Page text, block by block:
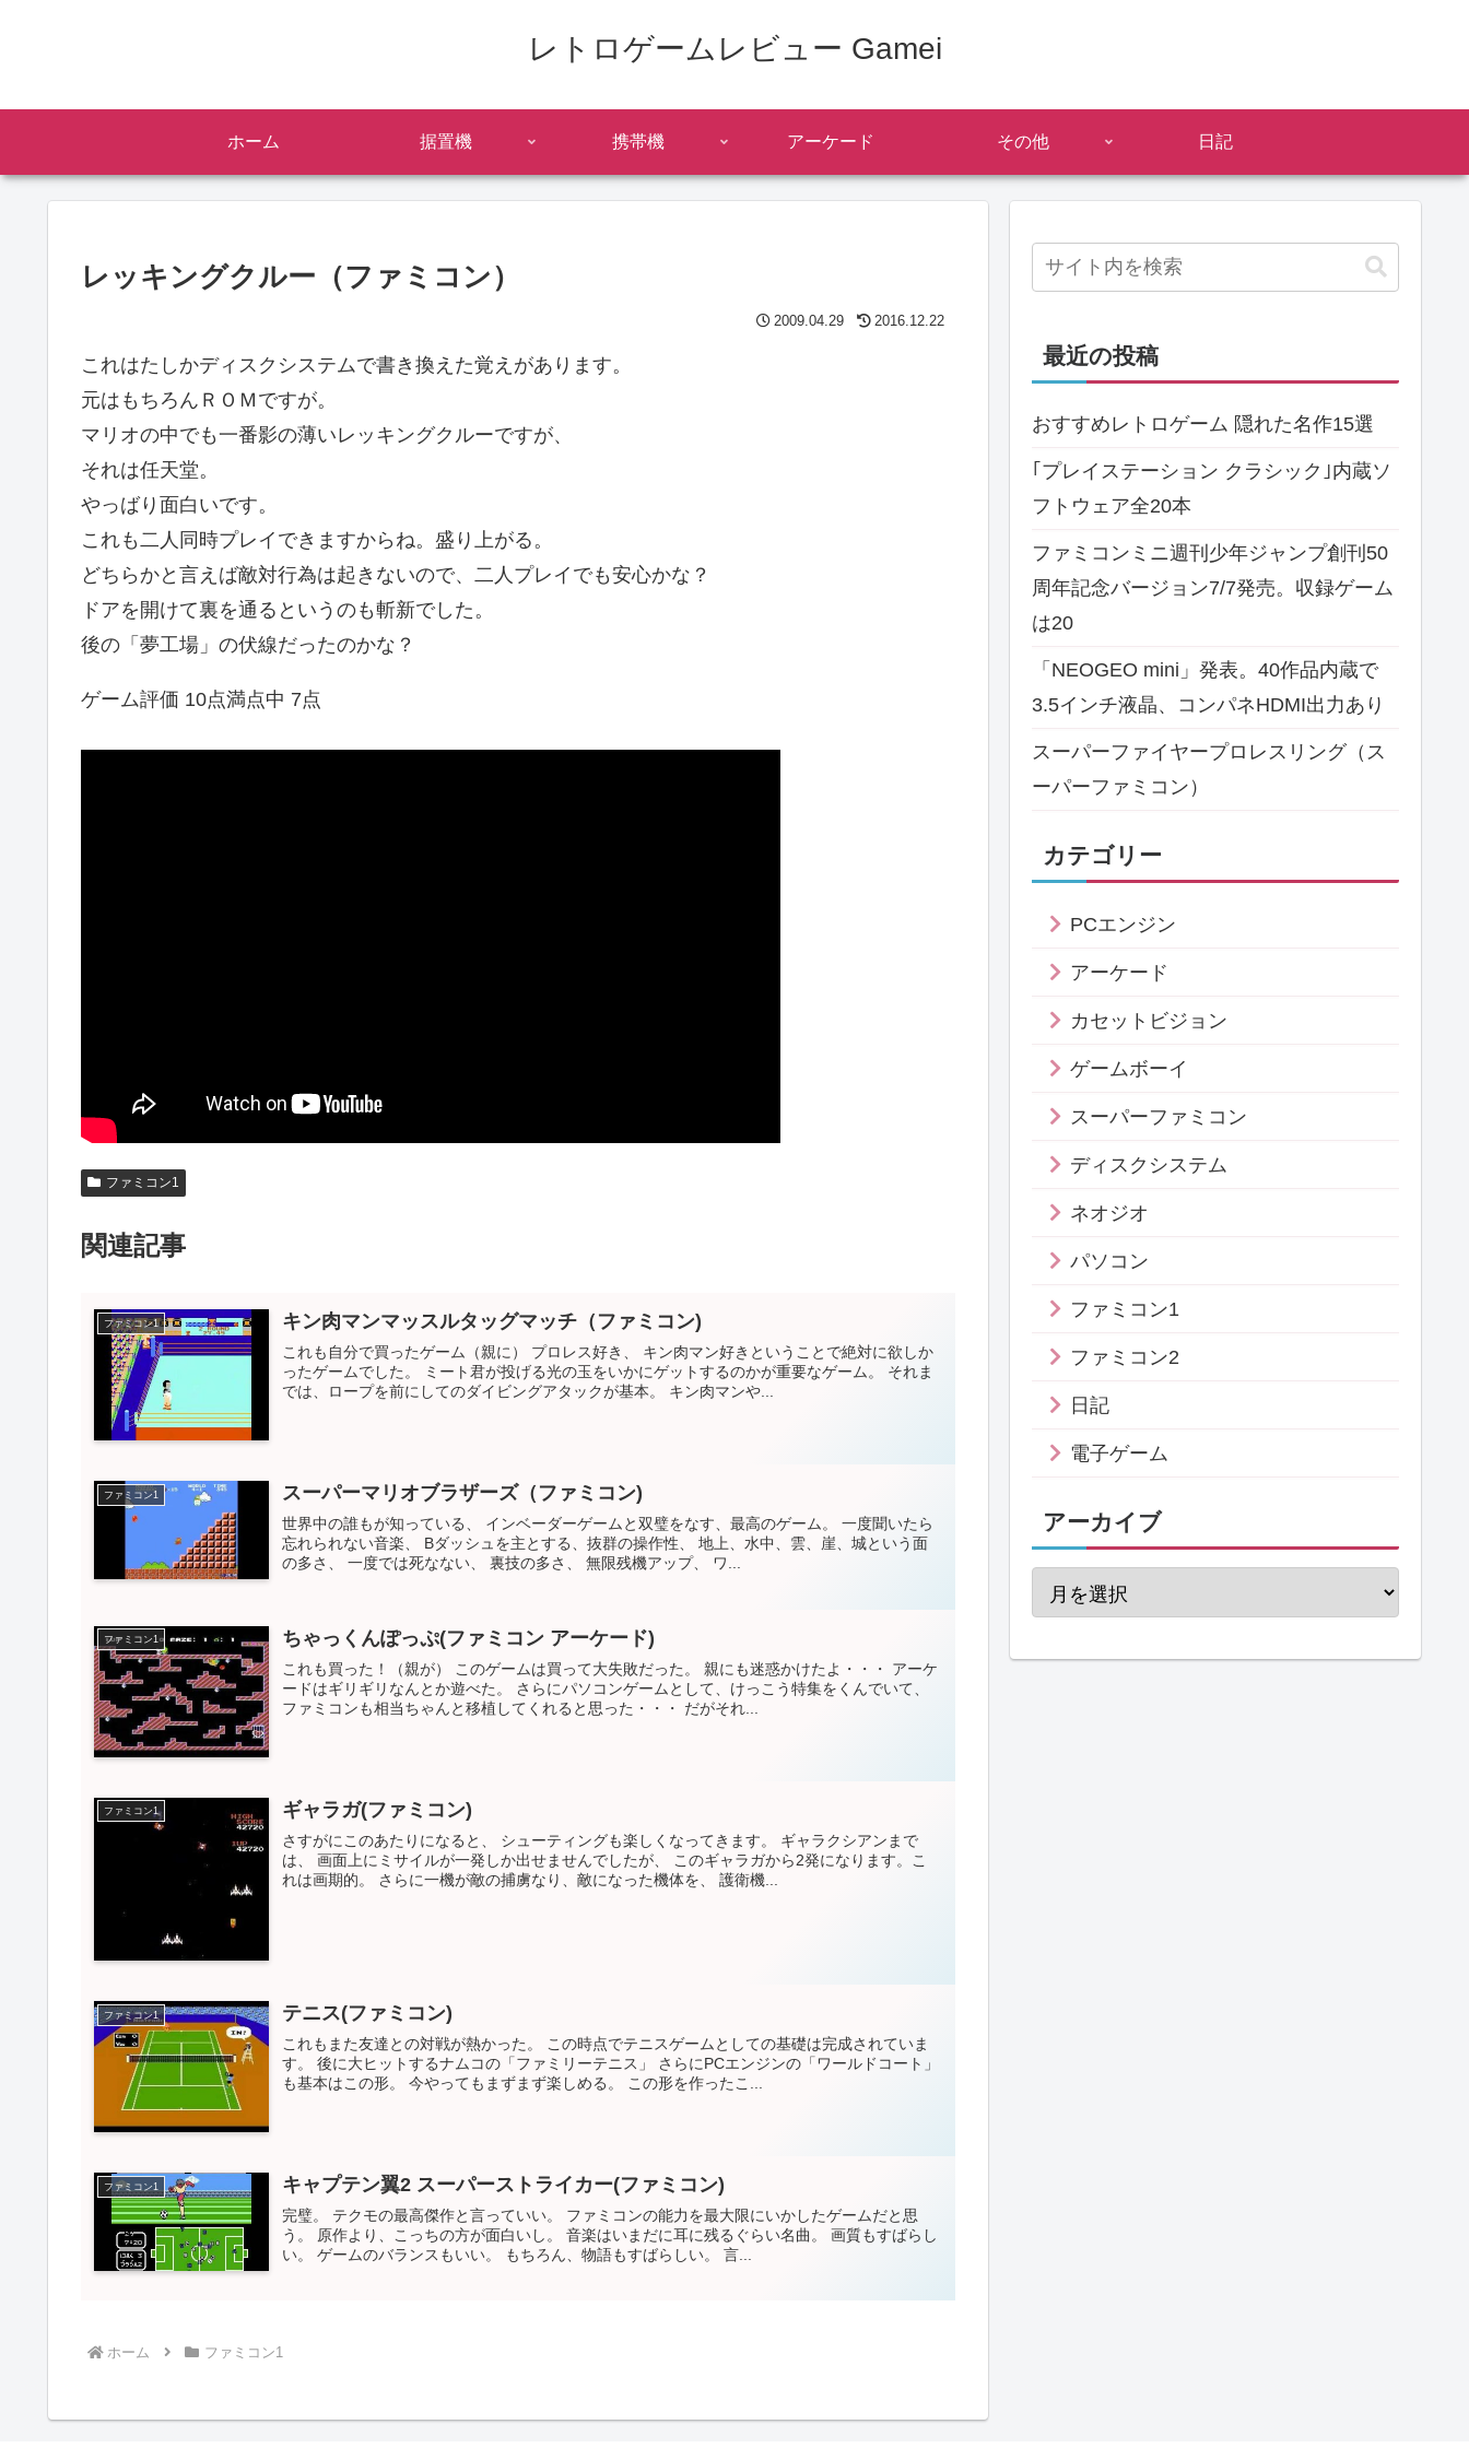
レトロゲームレビュー Gamei
ホーム 据置機 携帯機 アーケード その他 日記
レッキングクルー（ファミコン）
2009.04.29 2016.12.22
これはたしかディスクシステムで書き換えた覚えがあります。
元はもちろんＲＯＭですが。
マリオの中でも一番影の薄いレッキングクルーですが、
それは任天堂。
やっばり面白いです。
これも二人同時プレイできますからね。盛り上がる。
どちらかと言えば敵対行為は起きないので、二人プレイでも安心かな？
ドアを開けて裏を通るというのも斬新でした。
後の「夢工場」の伏線だったのかな？
ゲーム評価 10点満点中 7点
ファミコン1
関連記事
ファミコン1 キン肉マンマッスルタッグマッチ（ファミコン)
これも自分で買ったゲーム（親に） プロレス好き、 キン肉マン好きということで絶対に欲しか
ったゲームでした。 ミート君が投げる光の玉をいかにゲットするのかが重要なゲーム。 それま
では、ロープを前にしてのダイビングアタックが基本。 キン肉マンや...
ファミコン1 スーパーマリオブラザーズ（ファミコン)
世界中の誰もが知っている、 インベーダーゲームと双璧をなす、最高のゲーム。 一度聞いたら
忘れられない音楽、 Bダッシュを主とする、抜群の操作性、 地上、水中、雲、崖、城という面
の多さ、 一度では死なない、 裏技の多さ、 無限残機アップ、 ワ...
ファミコン1 ちゃっくんぽっぷ(ファミコン アーケード)
これも買った！（親が） このゲームは買って大失敗だった。 親にも迷惑かけたよ・・・ アーケ
ードはギリギリなんとか遊べた。 さらにパソコンゲームとして、けっこう特集をくんでいて、
ファミコンも相当ちゃんと移植してくれると思った・・・ だがそれ...
ファミコン1 ギャラガ(ファミコン)
さすがにこのあたりになると、 シューティングも楽しくなってきます。 ギャラクシアンまで
は、 画面上にミサイルが一発しか出せませんでしたが、 このギャラガから2発になります。こ
れは画期的。 さらに一機が敵の捕虜なり、敵になった機体を、 護衛機...
ファミコン1 テニス(ファミコン)
これもまた友達との対戦が熱かった。 この時点でテニスゲームとしての基礎は完成されていま
す。 後に大ヒットするナムコの「ファミリーテニス」 さらにPCエンジンの「ワールドコート」
も基本はこの形。 今やってもまずまず楽しめる。 この形を作ったこ...
ファミコン1 キャプテン翼2 スーパーストライカー(ファミコン)
完璧。 テクモの最高傑作と言っていい。 ファミコンの能力を最大限にいかしたゲームだと思
う。 原作より、こっちの方が面白いし。 音楽はいまだに耳に残るぐらい名曲。 画質もすばらし
い。 ゲームのバランスもいい。 もちろん、物語もすばらしい。 言...
ホーム ファミコン1
最近の投稿
おすすめレトロゲーム 隠れた名作15選
｢プレイステーション クラシック｣内蔵ソ
フトウェア全20本
ファミコンミニ週刊少年ジャンプ創刊50
周年記念バージョン7/7発売。収録ゲーム
は20
「NEOGEO mini」発表。40作品内蔵で
3.5インチ液晶、コンパネHDMI出力あり
スーパーファイヤープロレスリング（ス
ーパーファミコン）
カテゴリー
PCエンジン
アーケード
カセットビジョン
ゲームボーイ
スーパーファミコン
ディスクシステム
ネオジオ
パソコン
ファミコン1
ファミコン2
日記
電子ゲーム
アーカイブ